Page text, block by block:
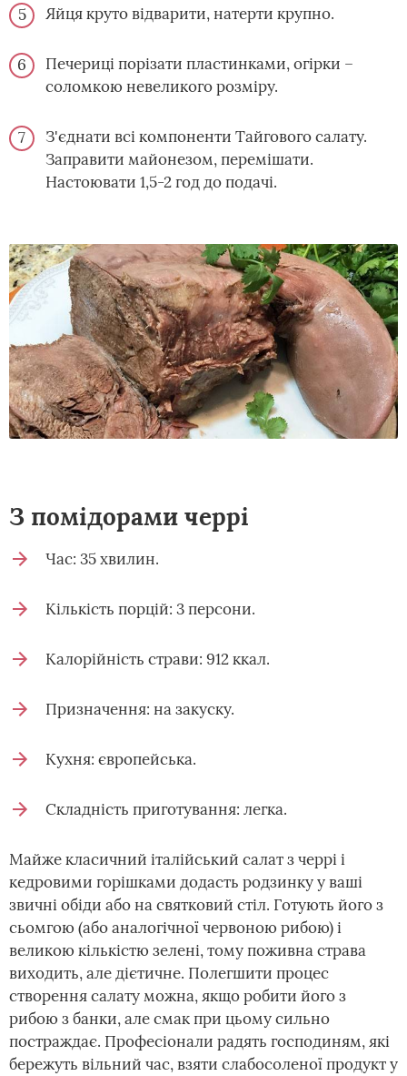
Яйця круто відварити, натерти крупно.
Печериці порізати пластинками, огірки –
соломкою невеликого розміру.
З'єднати всі компоненти Тайгового салату.
Заправити майонезом, перемішати.
Настоювати 1,5-2 год до подачі.
З помідорами черрі
Час: 35 хвилин.
Кількість порцій: 3 персони.
Калорійність страви: 912 ккал.
Призначення: на закуску.
Кухня: європейська.
Складність приготування: легка.
Майже класичний італійський салат з черрі і
кедровими горішками додасть родзинку у ваші
звичні обіди або на святковий стіл. Готують його з
сьомгою (або аналогічної червоною рибою) і
великою кількістю зелені, тому поживна страва
виходить, але дієтичне. Полегшити процес
створення салату можна, якщо робити його з
рибою з банки, але смак при цьому сильно
постраждає. Професіонали радять господиням, які
бережуть вільний час, взяти слабосоленої продукт у